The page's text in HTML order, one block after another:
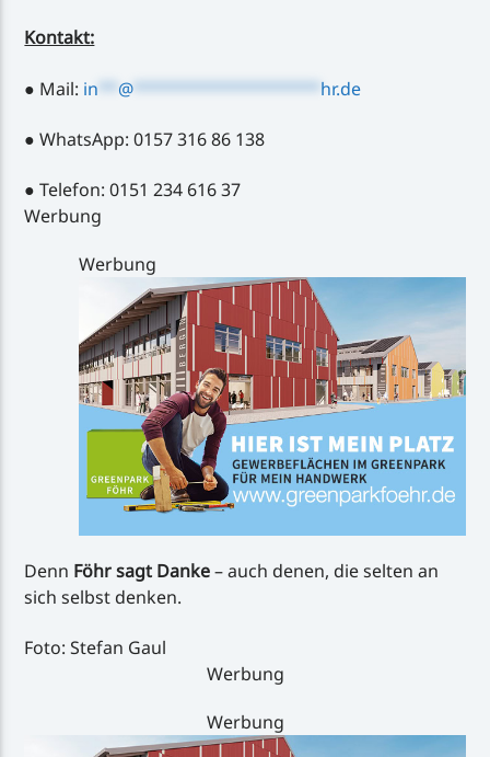
Kontakt:
● Mail: in ** @ ******************* hr.de
● WhatsApp: 0157 316 86 138
● Telefon: 0151 234 616 37
Werbung
Werbung
Denn Föhr sagt Danke– auch denen, die selten an
sich selbst denken.
Foto: Stefan Gaul
Werbung
Werbung